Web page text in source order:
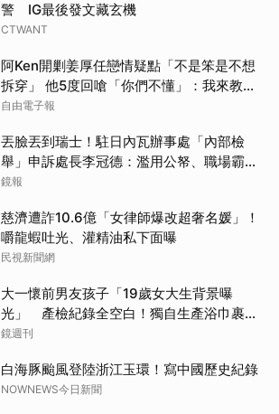
警 IG最後發文藏玄機
CTWANT
阿Ken開剿姜厚任戀情疑點「不是笨是不想
拆穿」 他5度回嗆「你們不懂」：我來教育
你們
自由電子報
丟臉丟到瑞士！駐日內瓦辦事處「內部檢
舉」申訴處長李冠德：濫用公帑、職場霸
凌、超速仔拒繳罰單 外交部要查了
鏡報
慈濟遭詐10.6億「女律師爆改超奢名媛」！
嚼龍蝦吐光、灌精油私下面曝
民視新聞網
大一懷前男友孩子「19歲女大生背景曝
光」 產檢紀錄全空白！獨自生產浴巾裹嬰
屍藏家5天
鏡週刊
白海豚颱風登陸浙江玉環！寫中國歷史紀錄
NOWNEWS今日新聞